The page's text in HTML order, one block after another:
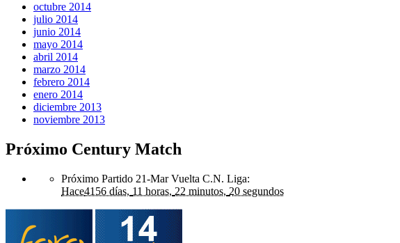
octubre 2014
julio 2014
junio 2014
mayo 2014
abril 2014
marzo 2014
febrero 2014
enero 2014
diciembre 2013
noviembre 2013
Próximo Century Match
Próximo Partido 21-Mar Vuelta C.N. Liga:
Hace4156 días, 11 horas, 22 minutos, 20 segundos